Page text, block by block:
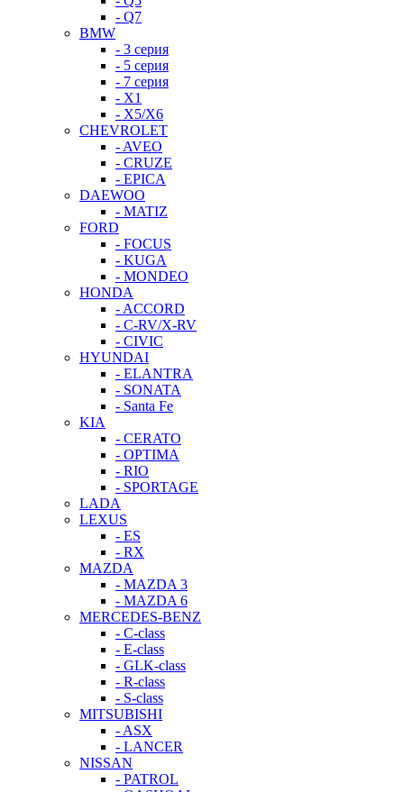
- Q7
BMW
- 3 серия
- 5 серия
- 7 серия
- X1
- X5/X6
CHEVROLET
- AVEO
- CRUZE
- EPICA
DAEWOO
- MATIZ
FORD
- FOCUS
- KUGA
- MONDEO
HONDA
- ACCORD
- C-RV/X-RV
- CIVIC
HYUNDAI
- ELANTRA
- SONATA
- Santa Fe
KIA
- CERATO
- OPTIMA
- RIO
- SPORTAGE
LADA
LEXUS
- ES
- RX
MAZDA
- MAZDA 3
- MAZDA 6
MERCEDES-BENZ
- C-class
- E-class
- GLK-class
- R-class
- S-class
MITSUBISHI
- ASX
- LANCER
NISSAN
- PATROL